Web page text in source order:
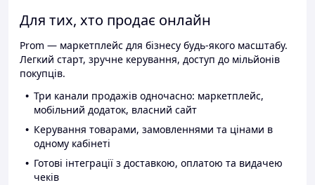
Для тих, хто продає онлайн
Prom — маркетплейс для бізнесу будь-якого масштабу.
Легкий старт, зручне керування, доступ до мільйонів
покупців.
Три канали продажів одночасно: маркетплейс,
мобільний додаток, власний сайт
Керування товарами, замовленнями та цінами в
одному кабінеті
Готові інтеграції з доставкою, оплатою та видачею
чеків